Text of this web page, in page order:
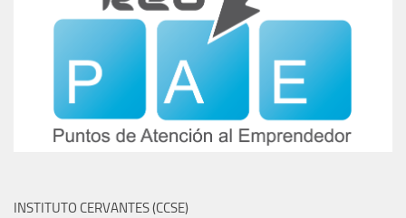
INSTITUTO CERVANTES (CCSE)